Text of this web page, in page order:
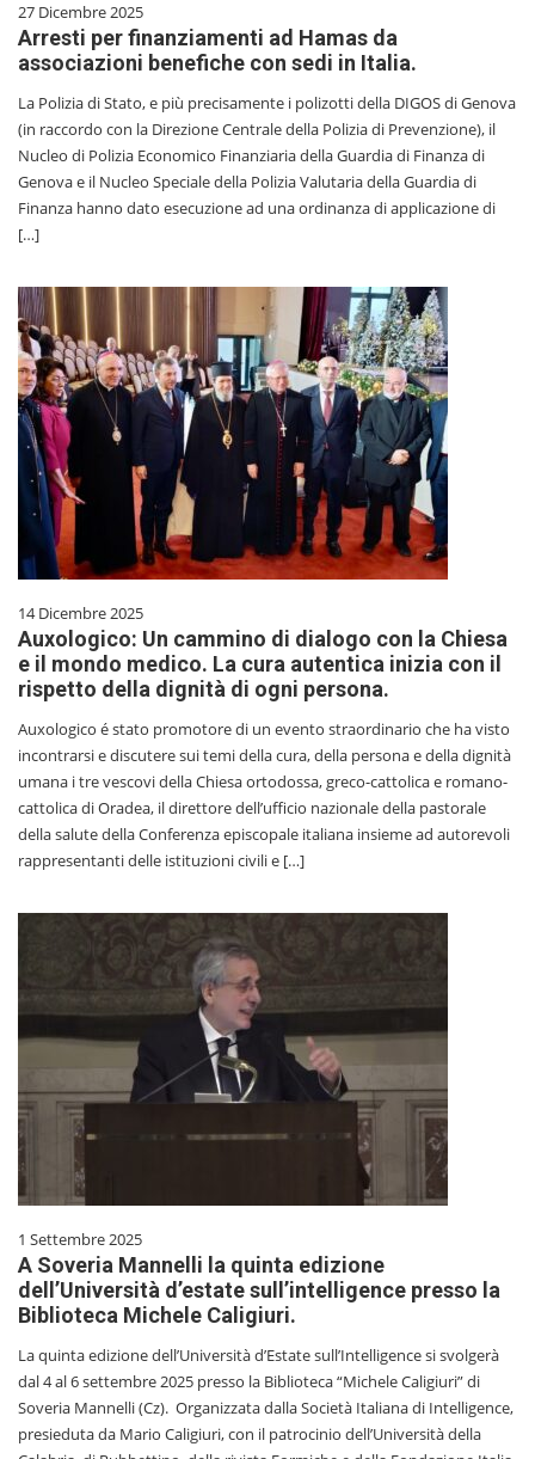
27 Dicembre 2025
Arresti per finanziamenti ad Hamas da
associazioni benefiche con sedi in Italia.
La Polizia di Stato, e più precisamente i polizotti della DIGOS di Genova
(in raccordo con la Direzione Centrale della Polizia di Prevenzione), il
Nucleo di Polizia Economico Finanziaria della Guardia di Finanza di
Genova e il Nucleo Speciale della Polizia Valutaria della Guardia di
Finanza hanno dato esecuzione ad una ordinanza di applicazione di
[…]
14 Dicembre 2025
Auxologico: Un cammino di dialogo con la Chiesa
e il mondo medico. La cura autentica inizia con il
rispetto della dignità di ogni persona.
Auxologico é stato promotore di un evento straordinario che ha visto
incontrarsi e discutere sui temi della cura, della persona e della dignità
umana i tre vescovi della Chiesa ortodossa, greco-cattolica e romano-
cattolica di Oradea, il direttore dell’ufficio nazionale della pastorale
della salute della Conferenza episcopale italiana insieme ad autorevoli
rappresentanti delle istituzioni civili e […]
1 Settembre 2025
A Soveria Mannelli la quinta edizione
dell’Università d’estate sull’intelligence presso la
Biblioteca Michele Caligiuri.
La quinta edizione dell’Università d’Estate sull’Intelligence si svolgerà
dal 4 al 6 settembre 2025 presso la Biblioteca “Michele Caligiuri” di
Soveria Mannelli (Cz). Organizzata dalla Società Italiana di Intelligence,
presieduta da Mario Caligiuri, con il patrocinio dell’Università della